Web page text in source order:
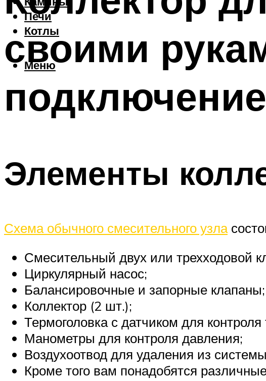
Печи
Котлы
Меню
своими
подключение
Элементы
Схема обычного смесительного узла
Смесительный двух или трехходовой
Циркулярный насос;
Балансировочные и запорные клапаны;
Коллектор (2 шт.);
Термоголовка с датчиком для
Манометры для контроля давления;
Воздухоотвод для удаления из
Кроме того вам понадобятся